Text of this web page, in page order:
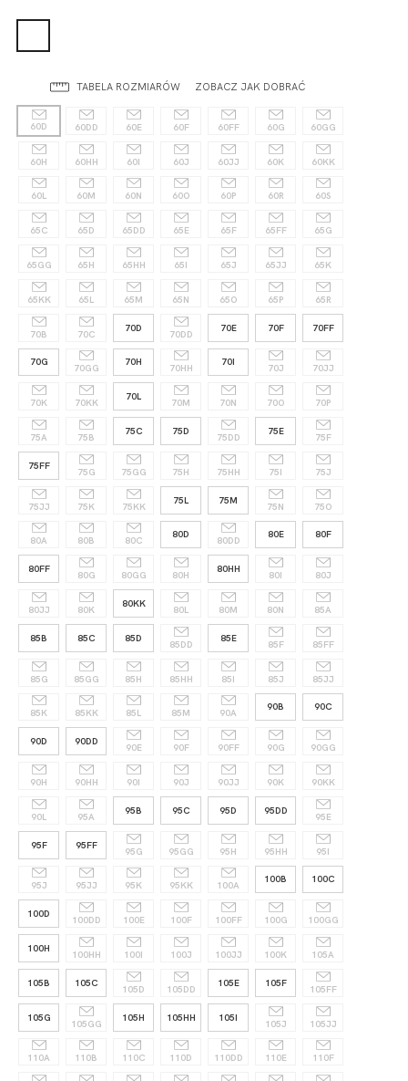
TABELA ROZMIARÓW ZOBACZ JAK DOBRAĆ
60D 60DD 60E 60F 60FF 60G 60GG
60H 60HH 60I 60J 60JJ 60K 60KK
60L 60M 60N 60O 60P 60R 60S
65C 65D 65DD 65E 65F 65FF 65G
65GG 65H 65HH 65I 65J 65JJ 65K
65KK 65L 65M 65N 65O 65P 65R
70B 70C
70D
70DD
70E 70F 70FF
70G
70GG
70H
70HH
70I
70J 70JJ
70K 70KK
70L
70M 70N 70O 70P
75A 75B
75C 75D
75DD
75E
75F
75FF
75G 75GG 75H 75HH 75I 75J
75JJ 75K 75KK
75L 75M
75N 75O
80A 80B 80C
80D
80DD
80E 80F
80FF
80G 80GG 80H
80HH
80I 80J
80JJ 80K
80KK
80L 80M 80N 85A
85B 85C 85D
85DD
85E
85F 85FF
85G 85GG 85H 85HH 85I 85J 85JJ
85K 85KK 85L 85M 90A
90B 90C
90D 90DD
90E 90F 90FF 90G 90GG
90H 90HH 90I 90J 90JJ 90K 90KK
90L 95A
95B 95C 95D 95DD
95E
95F 95FF
95G 95GG 95H 95HH 95I
95J 95JJ 95K 95KK 100A
100B 100C
100D
100DD 100E 100F 100FF 100G 100GG
100H
100HH 100I 100J 100JJ 100K 105A
105B 105C
105D 105DD
105E 105F
105FF
105G
105GG
105H 105HH 105I
105J 105JJ
110A 110B 110C 110D 110DD 110E 110F